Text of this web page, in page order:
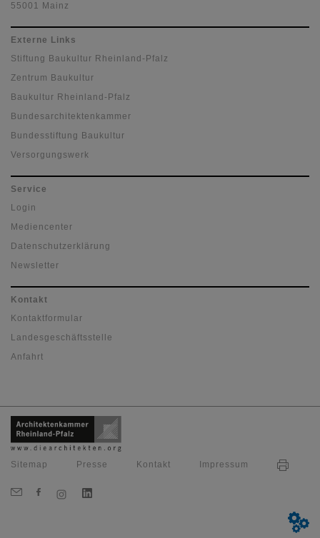
55001 Mainz
Externe Links
Stiftung Baukultur Rheinland-Pfalz
Zentrum Baukultur
Baukultur Rheinland-Pfalz
Bundesarchitektenkammer
Bundesstiftung Baukultur
Versorgungswerk
Service
Login
Mediencenter
Datenschutzerklärung
Newsletter
Kontakt
Kontaktformular
Landesgeschäftsstelle
Anfahrt
Sitemap Presse Kontakt Impressum